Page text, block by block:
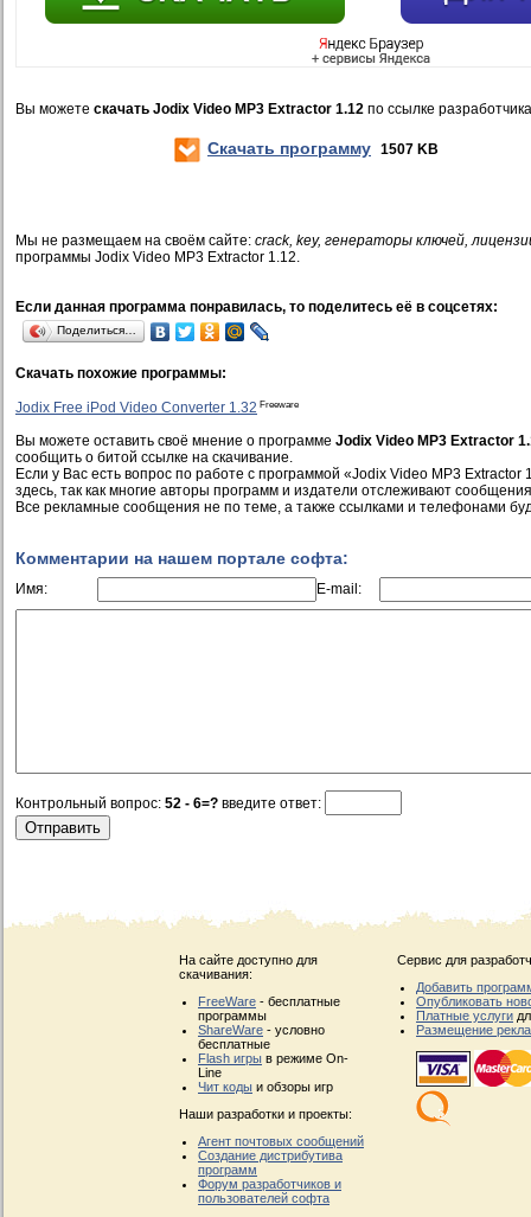
Вы можете скачать Jodix Video MP3 Extractor 1.12 по ссылке
Скачать программу 1507 KB
Мы не размещаем на своём сайте: crack, key, генераторы ключей,
программы Jodix Video MP3 Extractor 1.12.
Если данная программа понравилась, то поделитесь её в соцсетях:
Поделиться…
Скачать похожие программы:
Jodix Free iPod Video Converter 1.32 Freeware
Вы можете оставить своё мнение о программе Jodix Video MP3 Extractor
сообщить о битой ссылке на скачивание.
Если у Вас есть вопрос по работе с программой «Jodix Video MP3 Extractor
здесь, так как многие авторы программ и издатели отслеживают
Все рекламные сообщения не по теме, а также ссылками и телефонами
Комментарии на нашем портале софта:
Имя: E-mail:
Контрольный вопрос: 52 - 6=? введите ответ:
На сайте доступно для
скачивания:
FreeWare - бесплатные
программы
ShareWare - условно
бесплатные
Flash игры в режиме On-
Line
Чит коды и обзоры игр
Наши разработки и проекты:
Агент почтовых сообщений
Создание дистрибутива
программ
Форум разработчиков и
пользователей софта
Сервис для
Добавить
Опубликовать
Платные услуги
Размещение